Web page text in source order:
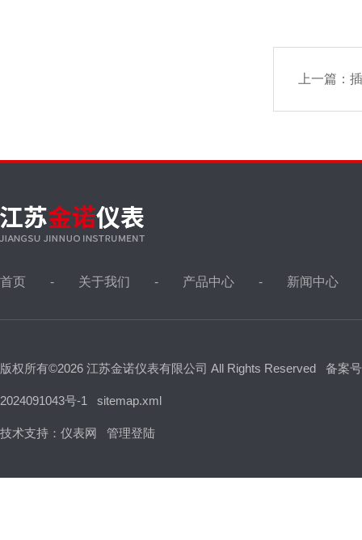
上一篇：
首页 关于我们 产品中心 新闻中心
版权所有©2026 江苏金诺仪表有限公司 All Rights Reserved 备案
2024091043号-1 sitemap.xml
技术支持： 仪表网 管理登陆